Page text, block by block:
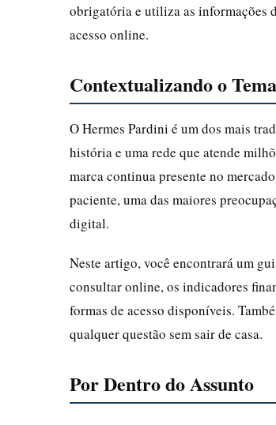
obrigatória e utiliza as informações
acesso online.
Contextualizando o Tema
O Hermes Pardini é um dos mais
história e uma rede que atende
marca continua presente no
paciente, uma das maiores
digital.
Neste artigo, você encontrará um
consultar online, os indicadores
formas de acesso disponíveis.
qualquer questão sem sair de casa.
Por Dentro do Assunto